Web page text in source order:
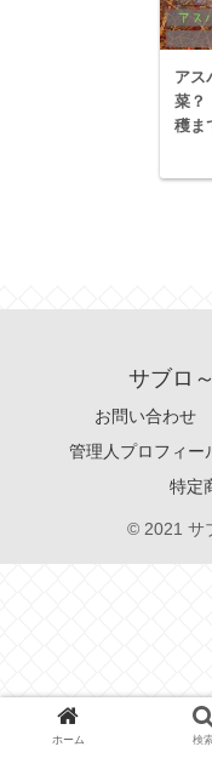
アス
菜？
穫ま
サブロ
お問い合わせ
管理人プロフィー
特定
© 2021 サ
ホーム 検